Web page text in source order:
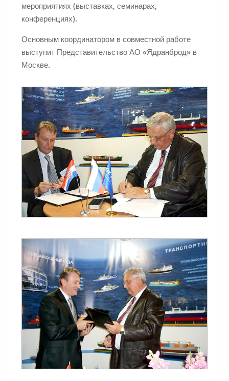
мероприятиях (выставках, семинарах,
конференциях).
Основным координатором в совместной работе
выступит Представительство АО «Ядранброд» в
Москве.